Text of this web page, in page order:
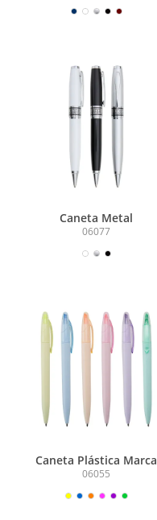
Caneta Metal
06077
Caneta Plástica Marca
Texto
06055